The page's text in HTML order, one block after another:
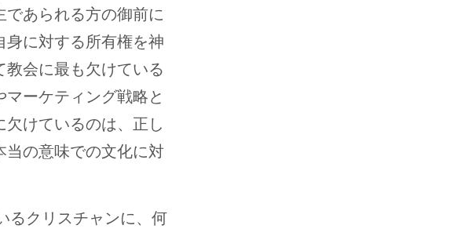
あられる方の御前に
身に対する所有権を神
会に最も欠けている
ーケティング戦略と
けているのは、正し
当の意味での文化に対
るクリスチャンに、何